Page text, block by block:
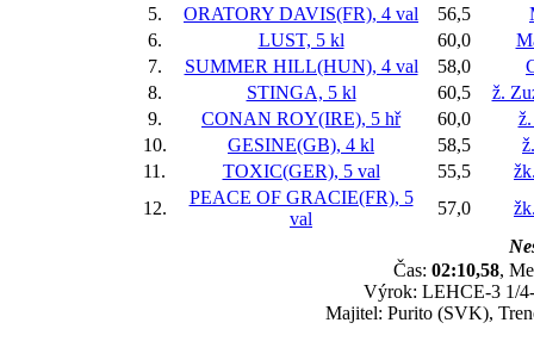
5.
ORATORY DAVIS(FR), 4 val 56,5
6.
LUST, 5 kl 60,0
7.
SUMMER HILL(HUN), 4 val 58,0
8.
STINGA, 5 kl 60,5
ž.
9.
CONAN ROY(IRE), 5 hř 60,0
10.
GESINE(GB), 4 kl 58,5
11.
TOXIC(GER), 5 val 55,5
12.
PEACE OF GRACIE(FR), 5
val
57,0
Čas: 02:10,58,
Výrok: LEHCE-3 1/
Majitel: Purito (SVK),